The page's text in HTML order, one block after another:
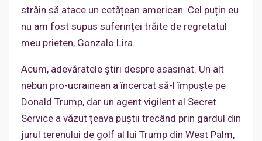
străin să atace un cetățean american. Cel puțin eu
nu am fost supus suferinței trăite de regretatul
meu prieten, Gonzalo Lira.
Acum, adevăratele știri despre asasinat. Un alt
nebun pro-ucrainean a încercat să-l împuște pe
Donald Trump, dar un agent vigilent al Secret
Service a văzut țeava puștii trecând prin gardul din
jurul terenului de golf al lui Trump din West Palm,